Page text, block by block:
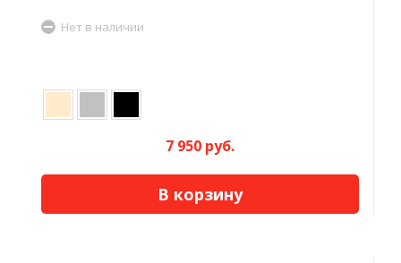
Нет в наличии
7 950 руб.
В корзину